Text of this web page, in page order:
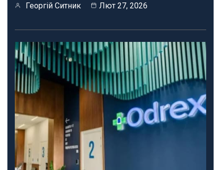
Георгій Ситник Лют 27, 2026